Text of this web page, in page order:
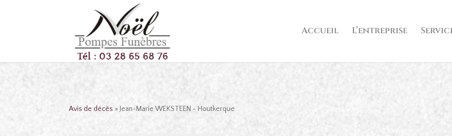
Accueil L’entreprise
Avis de décès » Jean-Marie WEKSTEEN - Houtkerque